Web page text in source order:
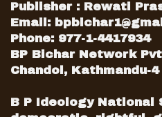
पटक प्रधानमन्त्री बनेका
ओलीमा पनि सत्ताको चरम
उत्कट अभिलाषा बढेको
असंवैधानिक बाटोबाट संसद्
कदमलाई यसैको
Publisher : Rewati
Email:
Phone: 977-1-4417934
BP Bichar Network
Chandol, Kathmandu-4
B P Ideology National